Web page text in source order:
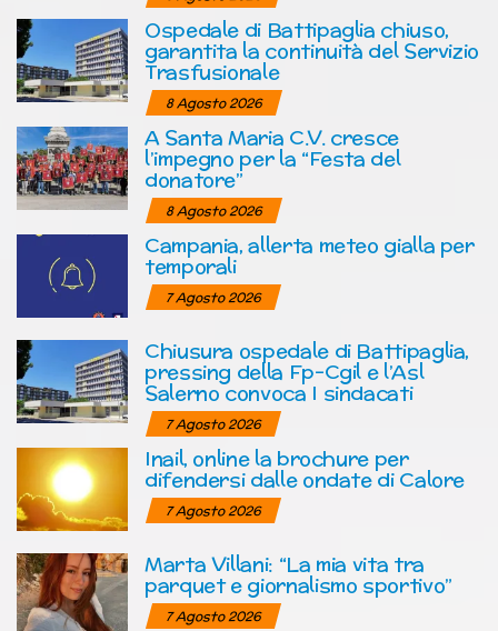
Ospedale di Battipaglia chiuso,
garantita la continuità del Servizio
Trasfusionale
8 Agosto 2026
A Santa Maria C.V. cresce
l’impegno per la “Festa del
donatore”
8 Agosto 2026
Campania, allerta meteo gialla per
temporali
7 Agosto 2026
Chiusura ospedale di Battipaglia,
pressing della Fp-Cgil e l’Asl
Salerno convoca I sindacati
7 Agosto 2026
Inail, online la brochure per
difendersi dalle ondate di Calore
7 Agosto 2026
Marta Villani: “La mia vita tra
parquet e giornalismo sportivo”
7 Agosto 2026